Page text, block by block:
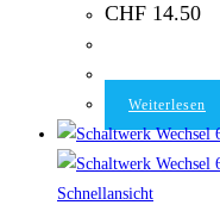
CHF 14.50
Weiterlesen
Schnellansicht